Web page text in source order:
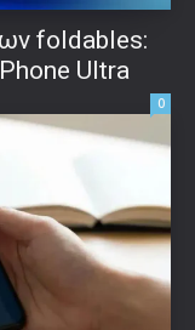
foldables:
Ultra
0